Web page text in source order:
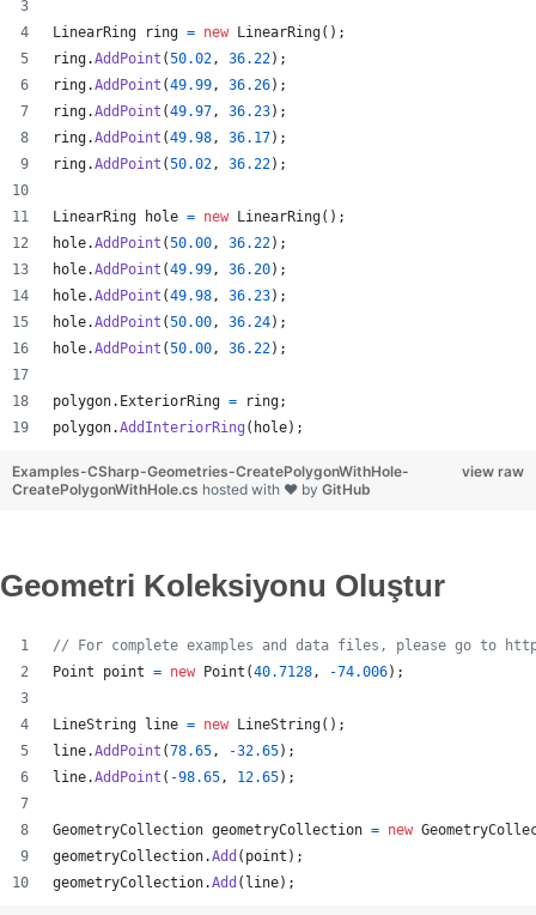
LinearRing ring = new LinearRing( ) ;
ring.AddPoint (50.02 , 36.22) ;
ring.AddPoint (49.99 , 36.26) ;
ring.AddPoint (49.97 , 36.23) ;
ring.AddPoint (49.98 , 36.17) ;
ring.AddPoint (50.02 , 36.22) ;
LinearRing hole = new LinearRing( ) ;
hole.AddPoint (50.00 , 36.22) ;
hole.AddPoint (49.99 , 36.20) ;
hole.AddPoint (49.98 , 36.23) ;
hole.AddPoint (50.00 , 36.24) ;
hole.AddPoint (50.00 , 36.22) ;
polygon. ExteriorRing = ring;
polygon.AddInteriorRing ( hole) ;
view raw
Examples-CSharp-Geometries-CreatePolygonWithHole-
CreatePolygonWithHole.cs hosted with ❤ by GitHub
Geometri Koleksiyonu Oluştur
// For complete examples and data files, please go to
Point
point = new Point (40.7128 , -74.006) ;
LineString line = new LineString( ) ;
line.AddPoint (78.65 , -32.65) ;
line.AddPoint ( -98.65 , 12.65) ;
GeometryCollection geometryCollection = new
geometryCollection.Add ( point ) ;
geometryCollection.Add ( line) ;